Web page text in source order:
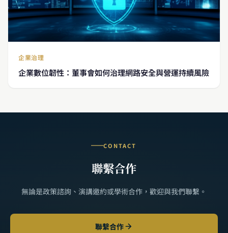
企業治理
企業數位韌性：董事會如何治理網路安全與營運持續風險
CONTACT
聯繫合作
無論是政策諮詢、演講邀約或學術合作，歡迎與我們聯繫。
聯繫合作